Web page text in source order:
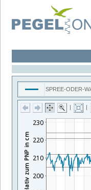
SPREE-ODER-
| |